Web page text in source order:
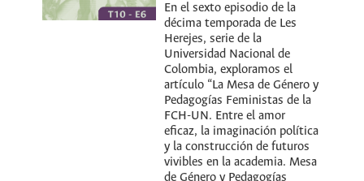
En el sexto episodio de la
décima temporada de Les
Herejes, serie de la
Universidad Nacional de
Colombia, exploramos el
artículo “La Mesa de Género y
Pedagogías Feministas de la
FCH-UN. Entre el amor
eficaz, la imaginación política
y la construcción de futuros
vivibles en la academia. Mesa
de Género y Pedagogías